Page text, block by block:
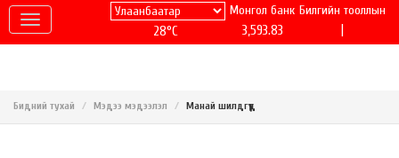
28°C
Монгол банк
3,593.83
Билгийн тооллын
Бидний тухай Мэдээ мэдээлэл Манай шилдгүүд